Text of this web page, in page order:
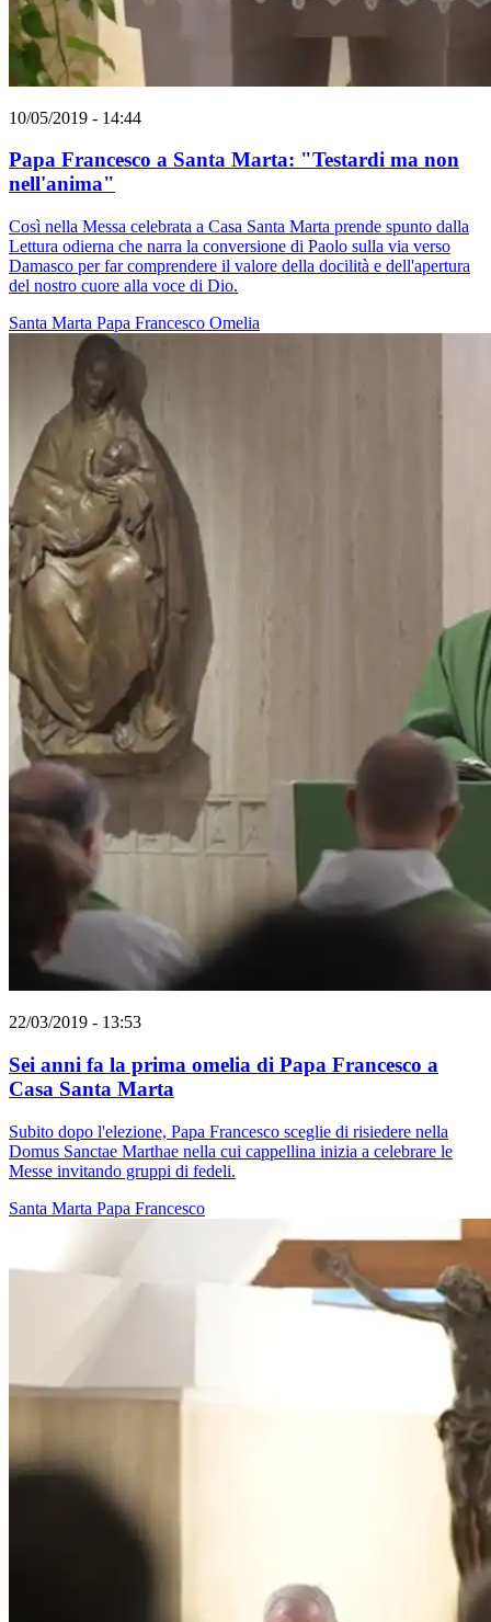
10/05/2019 - 14:44
Papa Francesco a Santa Marta: "Testardi ma non
nell'anima"
Così nella Messa celebrata a Casa Santa Marta prende spunto dalla
Lettura odierna che narra la conversione di Paolo sulla via verso
Damasco per far comprendere il valore della docilità e dell'apertura
del nostro cuore alla voce di Dio.
Santa Marta Papa Francesco Omelia
22/03/2019 - 13:53
Sei anni fa la prima omelia di Papa Francesco a
Casa Santa Marta
Subito dopo l'elezione, Papa Francesco sceglie di risiedere nella
Domus Sanctae Marthae nella cui cappellina inizia a celebrare le
Messe invitando gruppi di fedeli.
Santa Marta Papa Francesco